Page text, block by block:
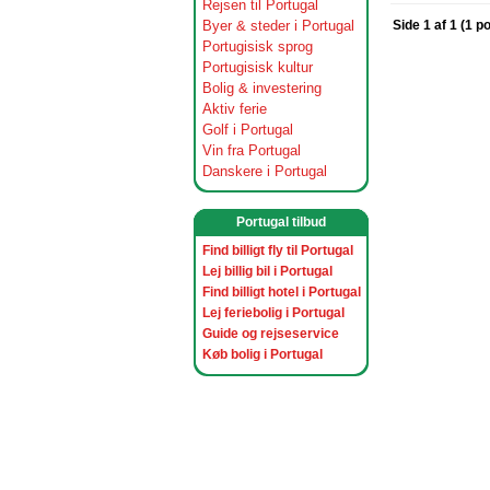
Rejsen til Portugal
Byer & steder i Portugal
Portugisisk sprog
Portugisisk kultur
Bolig & investering
Aktiv ferie
Golf i Portugal
Vin fra Portugal
Danskere i Portugal
Portugal tilbud
Find billigt fly til Portugal
Lej billig bil i Portugal
Find billigt hotel i Portugal
Lej feriebolig i Portugal
Guide og rejseservice
Køb bolig i Portugal
Side 1 af 1 (1